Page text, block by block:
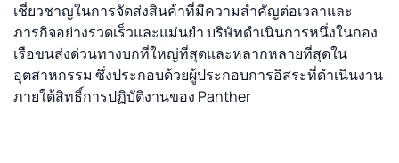
เชี่ยวชาญในการจัดส่งสินค้าที่มีความสำคัญต่อเวลาและ
ภารกิจอย่างรวดเร็วและแม่นยำ บริษัทดำเนินการหนึ่งในกอง
เรือขนส่งด่วนทางบกที่ใหญ่ที่สุดและหลากหลายที่สุดใน
อุตสาหกรรม ซึ่งประกอบด้วยผู้ประกอบการอิสระที่ดำเนินงาน
ภายใต้สิทธิ์การปฏิบัติงานของ Panther